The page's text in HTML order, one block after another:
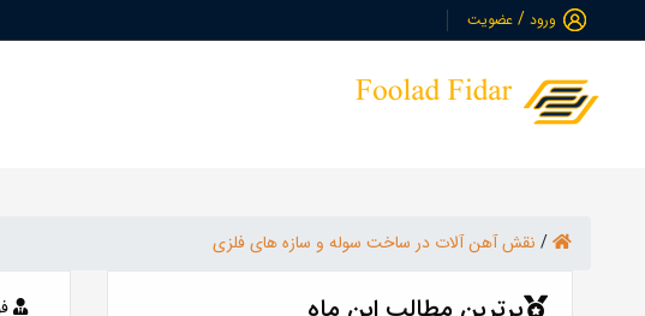
ورود / عضویت
/ نقش آهن آلات در ساخت سوله و سازه های فلزی